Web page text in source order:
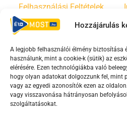
Hozzájárulás
A legjobb felhasználói élmény biztosítása
használunk, mint a cookie-k (sütik) az
elérésére. Ezen technológiákba való
hogy olyan adatokat dolgozzunk fel, mint
vagy az egyedi azonosítók ezen az
vagy visszavonása hátrányosan
szolgáltatásokat.
Felhasználási Feltételek
Irányelvek
F
a
c
e
Y
o
u
t
T
i
k